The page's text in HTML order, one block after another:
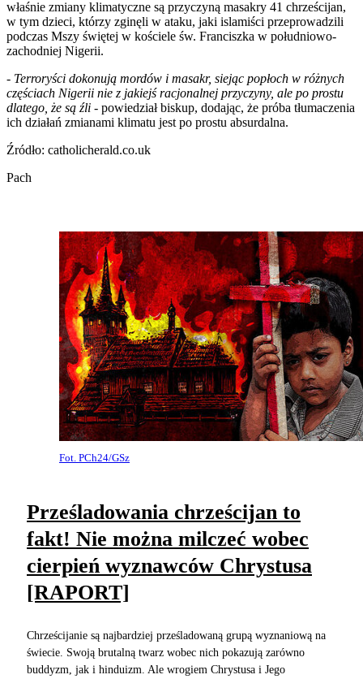
właśnie zmiany klimatyczne są przyczyną masakry 41 chrześcijan,
w tym dzieci, którzy zginęli w ataku, jaki islamiści przeprowadzili
podczas Mszy świętej w kościele św. Franciszka w południowo-
zachodniej Nigerii.
- Terroryści dokonują mordów i masakr, siejąc popłoch w różnych
częściach Nigerii nie z jakiejś racjonalnej przyczyny, ale po prostu
dlatego, że są źli - powiedział biskup, dodając, że próba tłumaczenia
ich działań zmianami klimatu jest po prostu absurdalna.
Źródło: catholicherald.co.uk
Pach
Fot. PCh24/GSz
Prześladowania chrześcijan to
fakt! Nie można milczeć wobec
cierpień wyznawców Chrystusa
[RAPORT]
Chrześcijanie są najbardziej prześladowaną grupą wyznaniową na
świecie. Swoją brutalną twarz wobec nich pokazują zarówno
buddyzm, jak i hinduizm. Ale wrogiem Chrystusa i Jego